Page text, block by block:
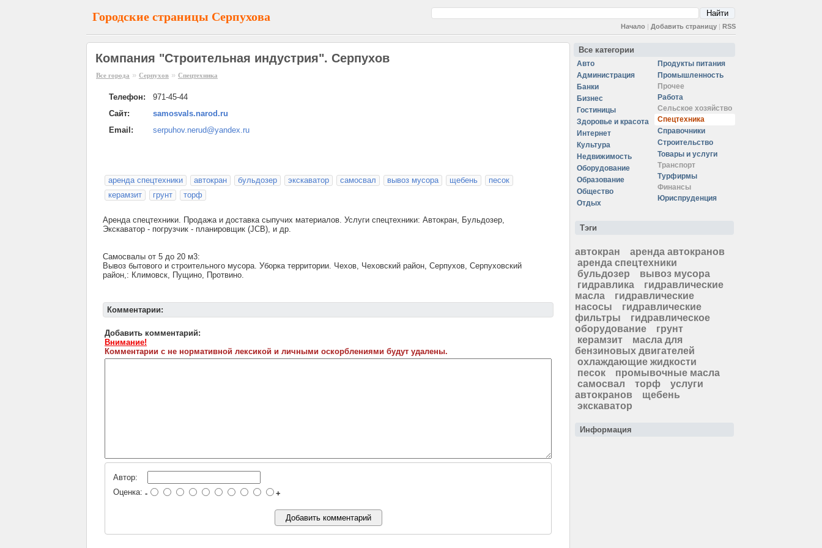
Городские страницы Серпухова
Начало | Добавить страницу | RSS
Компания "Строительная индустрия". Серпухов
Все города » Серпухов » Спецтехника
Телефон:
971-45-44
Сайт:
samosvals.narod.ru
Email:
serpuhov.nerud@yandex.ru
аренда спецтехники автокран бульдозер экскаватор самосвал вывоз мусора щебень
песок
керамзит
грунт торф
Аренда спецтехники. Продажа и доставка сыпучих материалов. Услуги спецтехники: Автокран, Бульдозер,
Экскаватор - погрузчик - планировщик (JCB), и др.
Самосвалы от 5 до 20 м3:
Вывоз бытового и строительного мусора. Уборка территории. Чехов, Чеховский район, Серпухов, Серпуховский
район,: Климовск, Пущино, Протвино.
Комментарии:
Добавить комментарий:
Внимание!
Комментарии с не нормативной лексикой и личными оскорблениями будут удалены.
Автор:
Оценка: - +
Все категории
Авто
Администрация
Банки
Бизнес
Гостиницы
Здоровье и красота
Интернет
Культура
Недвижимость
Оборудование
Образование
Общество
Отдых
Продукты питания
Промышленность
Прочее
Работа
Сельское хозяйство
Спецтехника
Справочники
Строительство
Товары и услуги
Транспорт
Турфирмы
Финансы
Юриспруденция
Тэги
автокран
аренда автокранов
аренда спецтехники
бульдозер
вывоз мусора
гидравлика
гидравлические
масла
гидравлические
насосы
гидравлические
фильтры
гидравлическое
оборудование
грунт
керамзит
масла для
бензиновых двигателей
охлаждающие жидкости
песок
промывочные масла
самосвал
торф
услуги
автокранов
щебень
экскаватор
Информация